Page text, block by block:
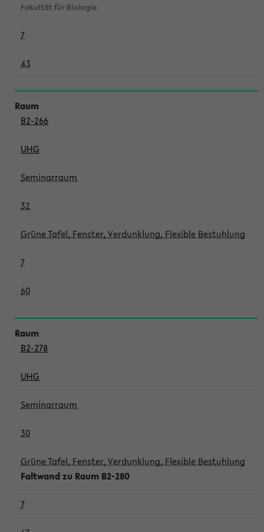
Fakultät für Biologie
7
43
B2-266
UHG
Seminarraum
32
Grüne Tafel, Fenster, Verdunklung, Flexible Bestuhlung
7
60
B2-278
UHG
Seminarraum
30
Grüne Tafel, Fenster, Verdunklung, Flexible Bestuhlung
Faltwand zu Raum B2-280
7